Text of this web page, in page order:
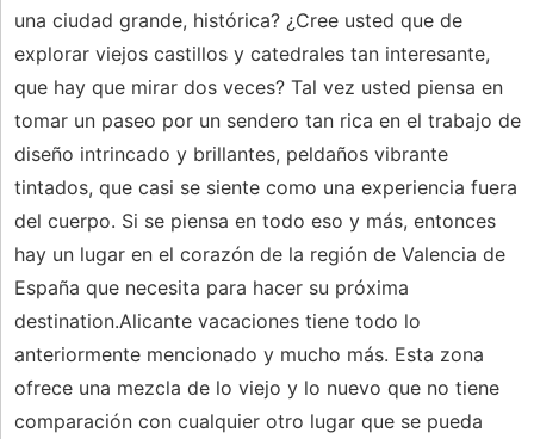
una ciudad grande, histórica? ¿Cree usted que de
explorar viejos castillos y catedrales tan interesante,
que hay que mirar dos veces? Tal vez usted piensa en
tomar un paseo por un sendero tan rica en el trabajo de
diseño intrincado y brillantes, peldaños vibrante
tintados, que casi se siente como una experiencia fuera
del cuerpo. Si se piensa en todo eso y más, entonces
hay un lugar en el corazón de la región de Valencia de
España que necesita para hacer su próxima
destination.Alicante vacaciones tiene todo lo
anteriormente mencionado y mucho más. Esta zona
ofrece una mezcla de lo viejo y lo nuevo que no tiene
comparación con cualquier otro lugar que se pueda